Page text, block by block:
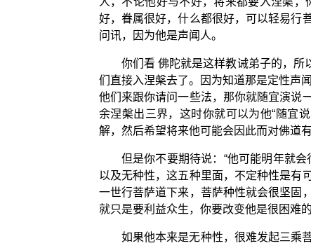
好，眷属很好，什么都很好，可以轻易行
问讯，因为他是声闻人。
你们看 佛陀就是这样教诫弟子的，所
们直接入涅槃去了。因为知道那是定性声
他们来跟你请问一些法，那你就随宜演说
余涅槃出三界，这时你就可以为他“随宜
解，然后希望将来他可能会因此而对佛道
但是你不要期待说：“他可能明年就
以及无种性，这五种里面，不定种性是有
一世行菩萨道下来，菩萨种性就会很坚固
就只是要利益众生，你要改变他是很困难
如果他本来是无种性，很难发起三乘